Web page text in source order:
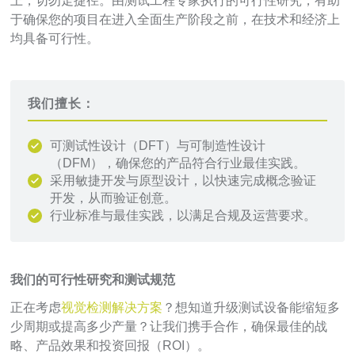
于确保您的项目在进入全面生产阶段之前，在技术和经济上
均具备可行性。
我们擅长：
可测试性设计（DFT）与可制造性设计
（DFM），确保您的产品符合行业最佳实践。
采用敏捷开发与原型设计，以快速完成概念验证
开发，从而验证创意。
行业标准与最佳实践，以满足合规及运营要求。
我们的可行性研究和测试规范
正在考虑视觉检测解决方案 ？想知道升级测试设备能缩短多
少周期或提高多少产量？让我们携手合作，确保最佳的战
略、产品效果和投资回报（ROI）。